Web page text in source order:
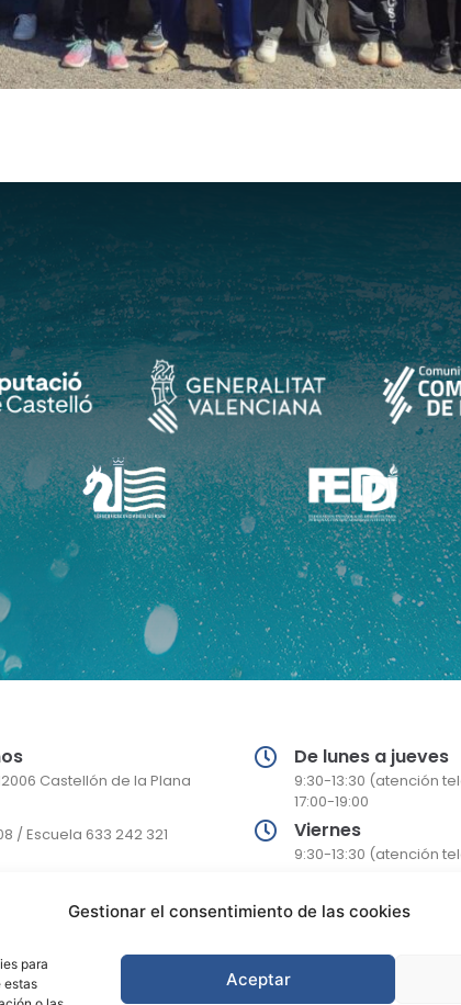
Gestionar el consentimiento de las cookies
para
estas
Aceptar
Castellón de la Plana
/ Escuela 633 242 321
De lunes a jueves
9:30-13:30 (atención
17:00-19:00
Viernes
9:30-13:30 (atención
Horario solo de